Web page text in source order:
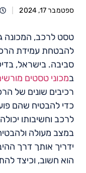
ספטמבר 17, 2024
טסט לרכב, המכונה
להבטחת עמידת
סביבה. בישראל,
במכוני טסטים
רכיבים שונים של
כדי להבטיח שהם
לרכב וחשיבותו
במצב מעולה
ידריך אותך דרך
הוא חשוב, וכיצד